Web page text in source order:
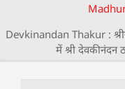
Devkinandan Thakur :
में श्री देवकीनंदन